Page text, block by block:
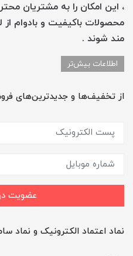
، این امکان را به مشتریان
محصولات باکیفیت و بادوام
مند شوند .
اطلاعات بیش‌تر
از تخفیف‌ها و جدیدترین‌های
عضویت
نماد اعتماد الکترونیک و نماد